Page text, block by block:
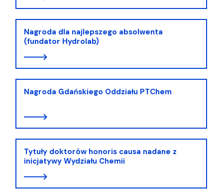
Nagroda dla najlepszego absolwenta
(fundator Hydrolab)
Nagroda Gdańskiego Oddziału PTChem
Tytuły doktorów honoris causa nadane z
inicjatywy Wydziału Chemii